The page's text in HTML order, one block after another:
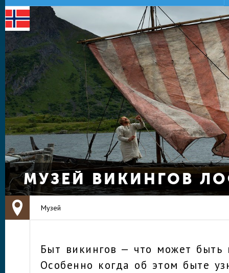
ГЛАВНАЯ ЕВРОПА НОРВЕГИЯ ЛОФОТЕНСКИЕ ОСТРОВА МУЗЕЙ
МУЗЕЙ ВИКИНГОВ
Музей
Быт викингов — что может быть
Особенно когда об этом быте